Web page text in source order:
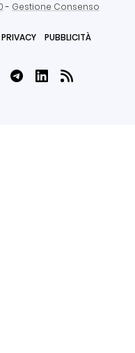
- Gestione Consenso
PRIVACY PUBBLICITÀ